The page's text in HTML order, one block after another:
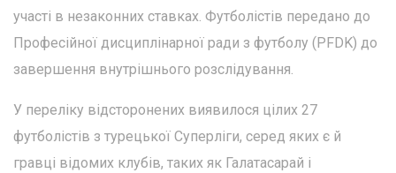
участі в незаконних ставках. Футболістів передано до
Професійної дисциплінарної ради з футболу (PFDK) до
завершення внутрішнього розслідування.
У переліку відсторонених виявилося цілих 27
футболістів з турецької Суперліги, серед яких є й
гравці відомих клубів, таких як Галатасарай і